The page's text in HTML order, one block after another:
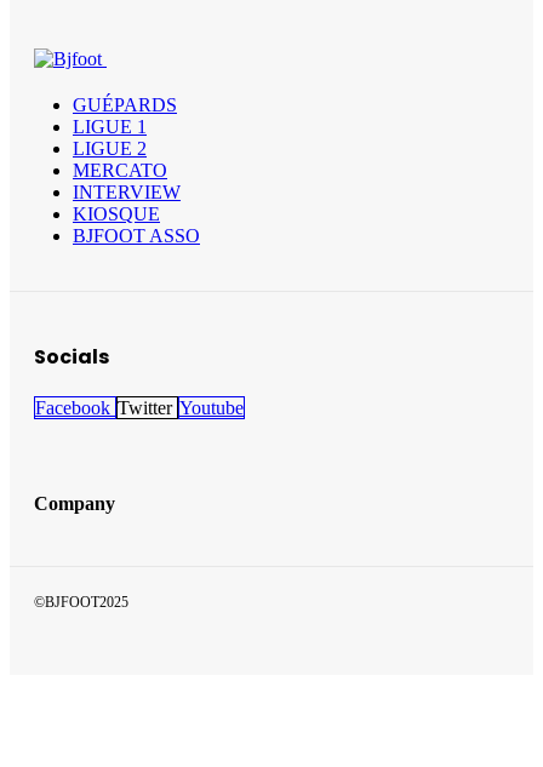
GUÉPARDS
LIGUE 1
LIGUE 2
MERCATO
INTERVIEW
KIOSQUE
BJFOOT ASSO
Socials
Facebook Twitter Youtube
Company
©BJFOOT2025